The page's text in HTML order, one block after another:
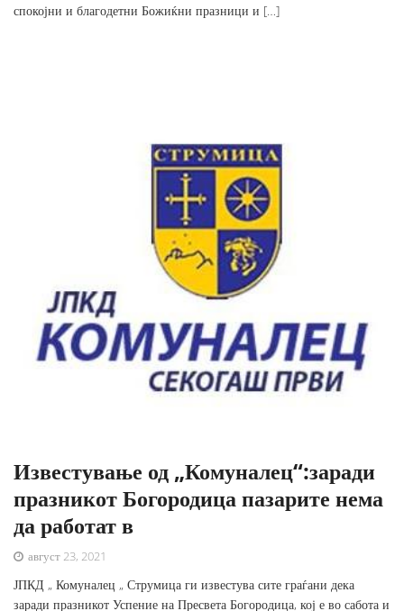
спокојни и благодетни Божиќни празници и […]
Известување од „Комуналец“:заради
празникот Богородица пазарите нема
да работат в
август 23, 2021
ЈПКД „ Комуналец „ Струмица ги известува сите граѓани дека
заради празникот Успение на Пресвета Богородица, кој е во сабота и